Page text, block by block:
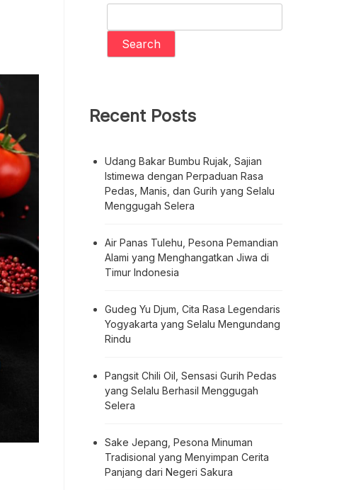
Search
Recent Posts
Udang Bakar Bumbu Rujak, Sajian
Istimewa dengan Perpaduan Rasa
Pedas, Manis, dan Gurih yang Selalu
Menggugah Selera
Air Panas Tulehu, Pesona Pemandian
Alami yang Menghangatkan Jiwa di
Timur Indonesia
Gudeg Yu Djum, Cita Rasa Legendaris
Yogyakarta yang Selalu Mengundang
Rindu
Pangsit Chili Oil, Sensasi Gurih Pedas
yang Selalu Berhasil Menggugah
Selera
Sake Jepang, Pesona Minuman
Tradisional yang Menyimpan Cerita
Panjang dari Negeri Sakura